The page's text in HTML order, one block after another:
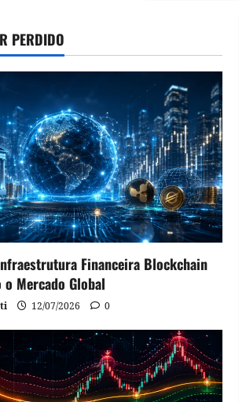
PERDIDO
Financeira Blockchain
o Mercado Global
12/07/2026 0